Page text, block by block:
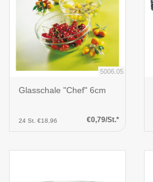
5006.05
Glasschale "Chef" 6cm
24 St. €18,96 €0,79/St.*